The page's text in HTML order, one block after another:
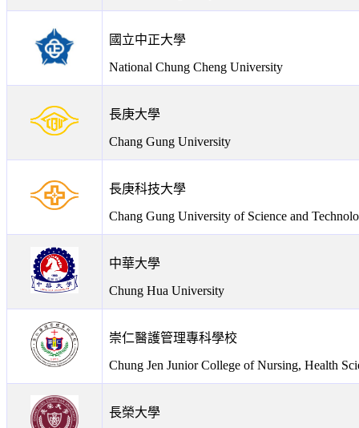
國立中正大學
National Chung Cheng University
長庚大學
Chang Gung University
長庚科技大學
Chang Gung University of Science and
中華大學
Chung Hua University
崇仁醫護管理專科學校
Chung Jen Junior College of Nursing, Health
長榮大學